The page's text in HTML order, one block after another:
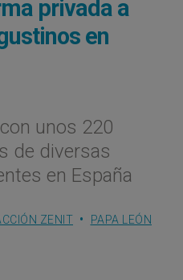
privada a
en
unos 220
de diversas
en España
ZENIT
PAPA LEÓN